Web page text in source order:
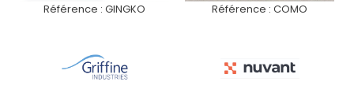
Référence : GINGKO Référence : COMO